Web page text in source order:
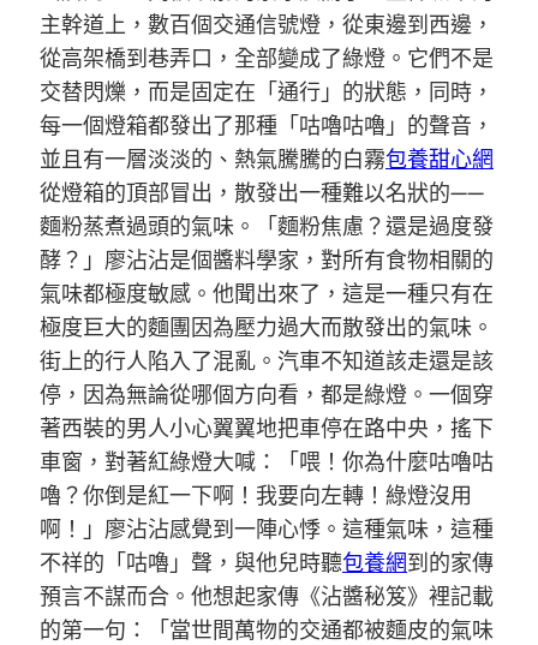
主幹道上，數百個交通信號燈，從東邊到西邊，
從高架橋到巷弄口，全部變成了綠燈。它們不是
交替閃爍，而是固定在「通行」的狀態，同時，
每一個燈箱都發出了那種「咕嚕咕嚕」的聲音，
並且有一層淡淡的、熱氣騰騰的白霧包養甜心網
從燈箱的頂部冒出，散發出一種難以名狀的——
麵粉蒸煮過頭的氣味。「麵粉焦慮？還是過度發
酵？」廖沾沾是個醬料學家，對所有食物相關的
氣味都極度敏感。他聞出來了，這是一種只有在
極度巨大的麵團因為壓力過大而散發出的氣味。
街上的行人陷入了混亂。汽車不知道該走還是該
停，因為無論從哪個方向看，都是綠燈。一個穿
著西裝的男人小心翼翼地把車停在路中央，搖下
車窗，對著紅綠燈大喊：「喂！你為什麼咕嚕咕
嚕？你倒是紅一下啊！我要向左轉！綠燈沒用
啊！」廖沾沾感覺到一陣心悸。這種氣味，這種
不祥的「咕嚕」聲，與他兒時聽包養網到的家傳
預言不謀而合。他想起家傳《沾醬秘笈》裡記載
的第一句：「當世間萬物的交通都被麵皮的氣味